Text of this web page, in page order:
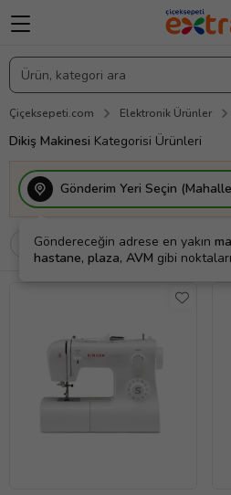
Çiçeksepeti.com Elektronik Ürünler
Dikiş Makinesi Kategorisi Ürünleri
Göndereceğin adrese en yakın
hastane, plaza, AVM gibi
Filtrele Sırala